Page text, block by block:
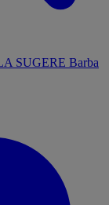
SUGERE Barba